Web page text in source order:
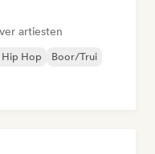
artiesten
Hop
Boor/Trui